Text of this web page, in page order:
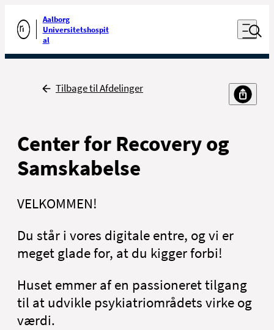
Gå til forsiden
Aalborg
Universitetshospit
al
Åben
Udfør søgning
Tilbage
Tilbage til Afdelinger
Center for Recovery og
Samskabelse
VELKOMMEN!
Du står i vores digitale entre, og vi er
meget glade for, at du kigger forbi!
Huset emmer af en passioneret tilgang
til at udvikle psykiatriområdets virke og
værdi.